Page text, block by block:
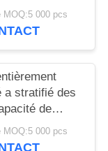
la résine
MOQ:5 000 pcs
a stratifié des
de
sacs 25kg
stratifié
MOQ:5 000 pcs